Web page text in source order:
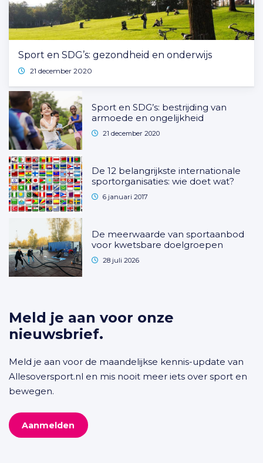
Sport en SDG’s: gezondheid en onderwijs
21 december 2020
Sport en SDG’s: bestrijding van
armoede en ongelijkheid
21 december 2020
De 12 belangrijkste internationale
sportorganisaties: wie doet wat?
6 januari 2017
De meerwaarde van sportaanbod
voor kwetsbare doelgroepen
28 juli 2026
Meld je aan voor onze
nieuwsbrief.
Meld je aan voor de maandelijkse kennis-update van
Allesoversport.nl en mis nooit meer iets over sport en
bewegen.
Aanmelden